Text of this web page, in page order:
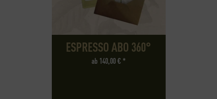
ESPRESSO ABO 360°
ab 140,00€ *